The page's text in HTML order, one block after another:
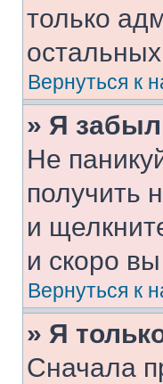
только
Вернуться к
» Я
Не
получить
и
и скоро
Вернуться к
» Я
Сначала